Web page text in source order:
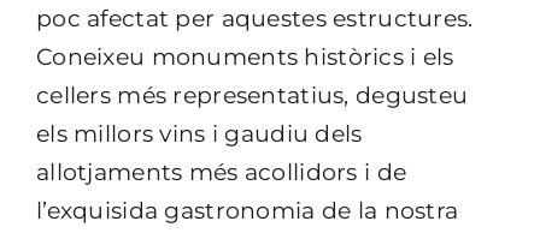
poc afectat per aquestes estructures.
Coneixeu monuments històrics i els
cellers més representatius, degusteu
els millors vins i gaudiu dels
allotjaments més acollidors i de
l’exquisida gastronomia de la nostra